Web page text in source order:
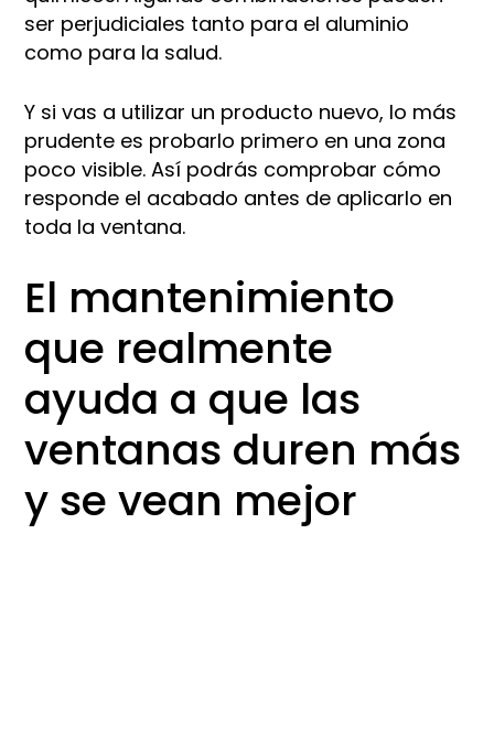
ser perjudiciales tanto para el aluminio
como para la salud.
Y si vas a utilizar un producto nuevo, lo más
prudente es probarlo primero en una zona
poco visible. Así podrás comprobar cómo
responde el acabado antes de aplicarlo en
toda la ventana.
El mantenimiento
que realmente
ayuda a que las
ventanas duren más
y se vean mejor